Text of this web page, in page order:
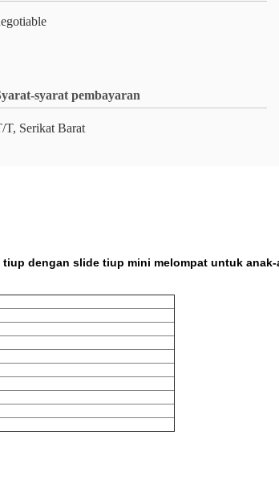
syarat pembayaran
T, Serikat Barat
dengan slide tiup mini melompat untuk anak-